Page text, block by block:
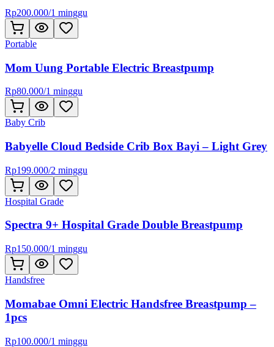
Rp200.000/1 minggu
Portable
Mom Uung Portable Electric Breastpump
Rp80.000/1 minggu
Baby Crib
Babyelle Cloud Bedside Crib Box Bayi – Light Grey
Rp199.000/2 minggu
Hospital Grade
Spectra 9+ Hospital Grade Double Breastpump
Rp150.000/1 minggu
Handsfree
Momabae Omni Electric Handsfree Breastpump –
1pcs
Rp100.000/1 minggu